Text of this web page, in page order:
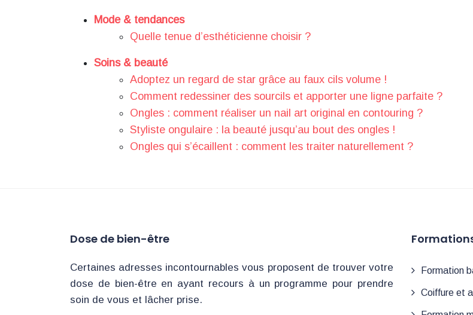
Mode & tendances
Quelle tenue d’esthéticienne choisir ?
Soins & beauté
Adoptez un regard de star grâce au faux cils volume !
Comment redessiner des sourcils et apporter une ligne parfaite ?
Ongles : comment réaliser un nail art original en contouring ?
Styliste ongulaire : la beauté jusqu’au bout des ongles !
Ongles qui s’écaillent : comment les traiter naturellement ?
Dose de bien-être
Certaines adresses incontournables vous proposent de trouver votre
dose de bien-être en ayant recours à un programme pour prendre
soin de vous et lâcher prise.
Formation
Coiffure et